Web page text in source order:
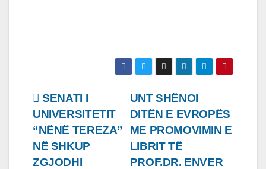
Lëvizje
te
postimet
UNT SHËNOI
DITËN E EVROPËS
ME PROMOVIMIN E
LIBRIT TË
PROF.DR. ENVER
SENATI I
UNIVERSITETIT
“NËNË TEREZA”
NË SHKUP
ZGJODHI